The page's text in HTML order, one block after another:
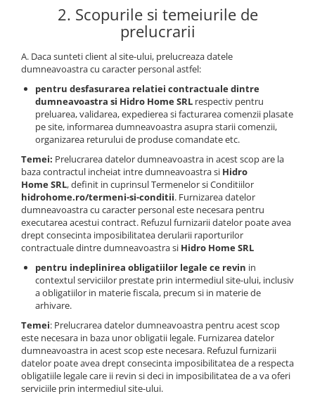
2. Scopurile si temeiurile de
prelucrarii
A. Daca sunteti client al site-ului, prelucreaza datele
dumneavoastra cu caracter personal astfel:
pentru desfasurarea relatiei contractuale dintre
dumneavoastra si Hidro Home SRL respectiv pentru
preluarea, validarea, expedierea si facturarea comenzii plasate
pe site, informarea dumneavoastra asupra starii comenzii,
organizarea returului de produse comandate etc.
Temei: Prelucrarea datelor dumneavoastra in acest scop are la
baza contractul incheiat intre dumneavoastra si Hidro
Home SRL, definit in cuprinsul Termenelor si Conditiilor
hidrohome.ro/termeni-si-conditii. Furnizarea datelor
dumneavoastra cu caracter personal este necesara pentru
executarea acestui contract. Refuzul furnizarii datelor poate avea
drept consecinta imposibilitatea derularii raporturilor
contractuale dintre dumneavoastra si Hidro Home SRL
pentru indeplinirea obligatiilor legale ce revin in
contextul serviciilor prestate prin intermediul site-ului, inclusiv
a obligatiilor in materie fiscala, precum si in materie de
arhivare.
Temei: Prelucrarea datelor dumneavoastra pentru acest scop
este necesara in baza unor obligatii legale. Furnizarea datelor
dumneavoastra in acest scop este necesara. Refuzul furnizarii
datelor poate avea drept consecinta imposibilitatea de a respecta
obligatiile legale care ii revin si deci in imposibilitatea de a va oferi
serviciile prin intermediul site-ului.